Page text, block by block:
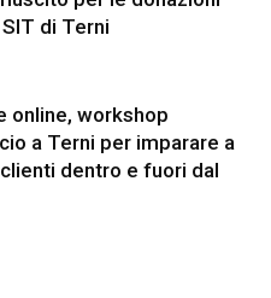
di Terni
online, workshop
a Terni per imparare a
dentro e fuori dal